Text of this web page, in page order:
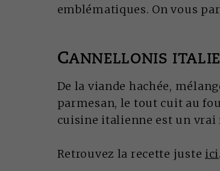
emblématiques. On vous
CANNELLONIS
De la viande hachée,
parmesan, le tout cuit au
cuisine italienne est un vrai
Retrouvez la recette juste ici.